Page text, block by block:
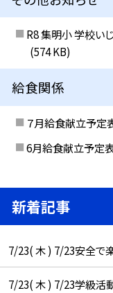
R8 集明小 学校い
(574 KB)
給食関係
７月給食献立予定
6月給食献立予定
新着記事
7/23( 木 ) 7/23安全で
7/23( 木 ) 7/23学級活